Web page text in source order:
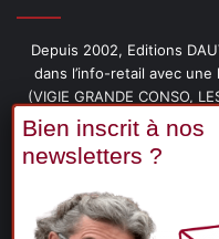
Depuis 2002, Editions
dans l’info-retail avec
(VIGIE GRANDE CONSO,
livres (PENSER-CLIENT,
PRÉFÉRÉ DE VOS
PROMOFLASH, DRIVE
CONSO), podcasts (CAFÉ
vous êtes, ainsi que
communauté de